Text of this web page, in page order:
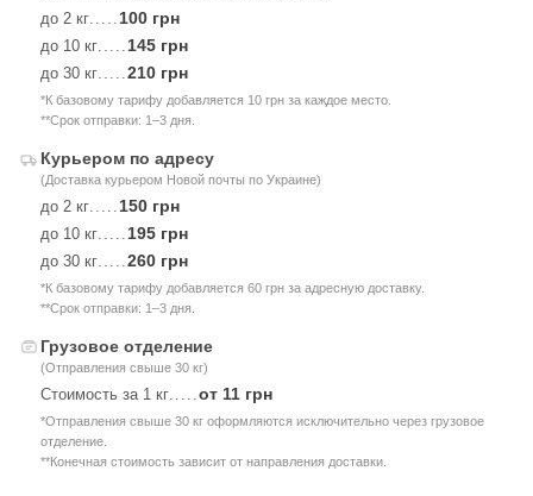
до 2 кг 100 грн
до 10 кг 145 грн
до 30 кг 210 грн
*К базовому тарифу добавляется 10 грн за каждое место.
**Срок отправки: 1–3 дня.
Курьером по адресу
(Доставка курьером Новой почты по Украине)
до 2 кг 150 грн
до 10 кг 195 грн
до 30 кг 260 грн
*К базовому тарифу добавляется 60 грн за адресную доставку.
**Срок отправки: 1–3 дня.
Грузовое отделение
(Отправления свыше 30 кг)
Стоимость за 1 кг от 11 грн
*Отправления свыше 30 кг оформляются исключительно через грузовое
отделение.
**Конечная стоимость зависит от направления доставки.